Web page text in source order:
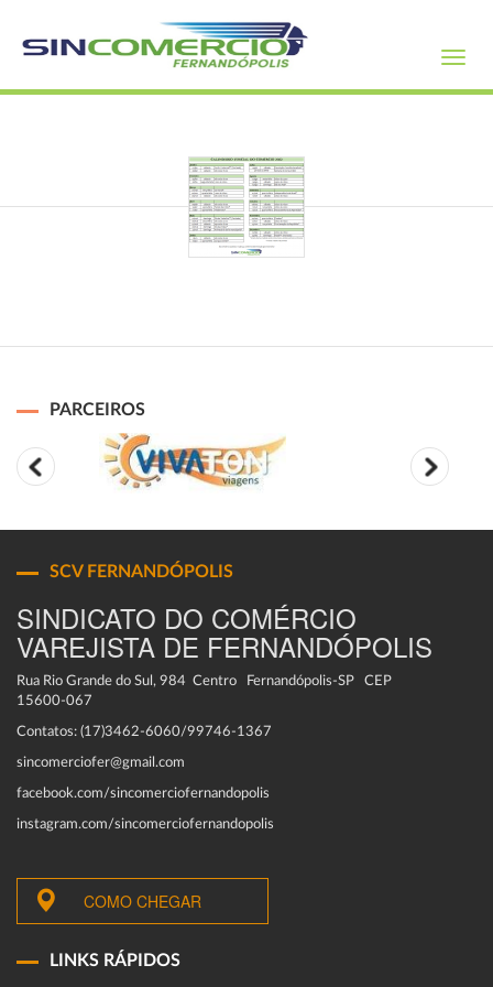
PARCEIROS
SCV FERNANDÓPOLIS
SINDICATO DO COMÉRCIO
VAREJISTA DE FERNANDÓPOLIS
Rua Rio Grande do Sul, 984 Centro Fernandópolis-SP CEP
15600-067
Contatos: (17)3462-6060/99746-1367
sincomerciofer@gmail.com
facebook.com/sincomerciofernandopolis
instagram.com/sincomerciofernandopolis
COMO CHEGAR
LINKS RÁPIDOS